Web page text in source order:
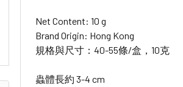
Net Content: 10 g
Brand Origin: Hong Kong
規格與尺寸：40-55條/盒，10克
蟲體長約 3-4 cm